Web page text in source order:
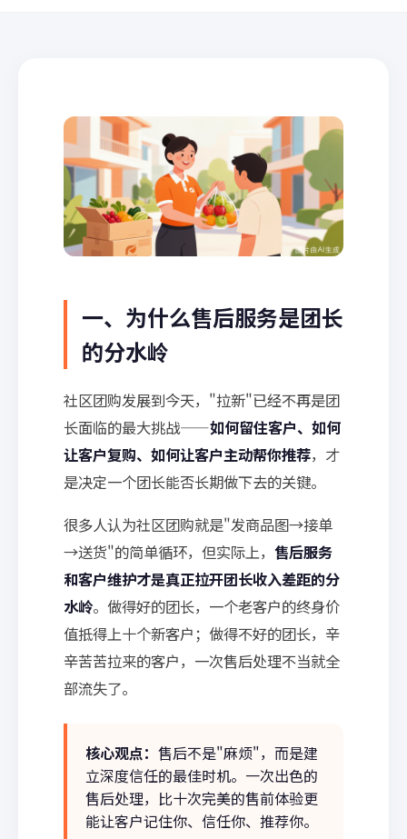
一、为什么售后服务是团长
的分水岭
社区团购发展到今天，"拉新"已经不再是团
长面临的最大挑战——如何留住客户、如何
让客户复购、如何让客户主动帮你推荐，才
是决定一个团长能否长期做下去的关键。
很多人认为社区团购就是"发商品图→接单
→送货"的简单循环，但实际上， 售后服务
和客户维护才是真正拉开团长收入差距的分
水岭。做得好的团长，一个老客户的终身价
值抵得上十个新客户；做得不好的团长，辛
辛苦苦拉来的客户，一次售后处理不当就全
部流失了。
核心观点： 售后不是"麻烦"，而是建
立深度信任的最佳时机。一次出色的
售后处理，比十次完美的售前体验更
能让客户记住你、信任你、推荐你。